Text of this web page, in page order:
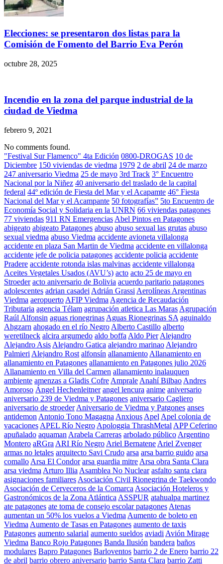
Elecciones: se presentaron dos listas para la
Comisión de Fomento del Barrio Eva Perón
octubre 28, 2025
Incendio en la zona del parque industrial de la
ciudad de Viedma
febrero 9, 2021
No comments found.
"Festival Sur Flamenco" 4ta Edición 0800-DROGAS 10 de
Diciembre 150 viviendas de viedma 1979 2 de abril 24 de marzo
247 aniversario Viedma 25 de mayo 3rd Track 3° Encuentro
Nacional por la Niñez 40 aniversario del traslado de la capital
federal 44º edición de Fiesta del Mar y el Acapamte 46° Fiesta
Nacional del Mar y el Acampante 50 fotografías” 5to Encuentro de
Economía Social y Solidaria en la UNRN 66 viviendas patagones
77 viviendas 911 RN Emergencias Abel Pintos en Patagones
abigeato abigeato Patagones abuso abuso sexual las grutas abuso
sexual viedma abuso Viedma accidente avioneta villalonga
accidente en plaza San Martin de Viedma accidente en villalonga
accidente jefe de policia patagones accidente policia accidente
Pradere accidente rotonda islas malvinas accidente villalonga
Aceites Vegetales Usados (AVU’s) acto acto 25 de mayo en
Stroeder acto aniversario de Bolivia acuerdo paritario patagones
adolescentes adrian casadei Adrián Grassi Aerolíneas Argentinas
Viedma aeropuerto AFIP Viedma Agencia de Recaudación
Tributaria agencia Télam agrupación atletica Las Maras Agrupación
Raúl Alfonsin aguas rionegrinas Aguas Rionegrinas SA aguinaldo
Ahgzarn ahogado en el río Negro Alberto Castillo alberto
weretilneck alcira argumedo aldo boffa Aldo Pier Alejandro
Alejandro Asis Alejandro Gatica alejandro marinao Alejandro
Palmieri Alejandro Rost alfonsín allanamiento Allanamiento en
allanamiento en Patagones allanamiento en Patagones julio 2026
Allanamiento en Villa del Carmen allanamiento inalauquen
ambiente amenzas a Gladis Cofre Amprale Anahí Bilbao Andres
Amoroso Ángel Hechenleitner angel lencura anime aniversario
aniversario 239 de Viedma y Patagones aniversario Cagliero
aniversario de stroeder Aniversario de Viedma y Patgones anses
antidemon Antonio Tono Magagna Anxious Apel Apel colonia de
vacaciones APEL Río Negro Apologgia ThrashMetal APP Ceferino
apuñalado aquaman Arabela Carreras arbolado público Argentino
Montero aRGra ARI Río Negro Ariel Bernatene Ariel Zvenger
armas no letales arquitecto Savi Crudo arsa arsa barrio guido arsa
comallo Arsa El Condor arsa guardia mitre Arsa obra Santa Clara
arsa viedma Arturo Illia Asamblea No Nuclear asfalto santa clara
asignaciones familiares Asociación Civil Rionegrina de Taekwondo
Asociación de Cerveceros de la Comarca Asociación Hoteleros y
Gastronómicos de la Zona Atlántica ASSPUR atahualpa martinez
ate patagones ate toma de consejo escolar patagones Atenas
aumentan un 50% los vuelos a Viedma Aumento de boleto en
Viedma Aumento de Tasas en Patagones aumento de taxis
Patagones aumento salarial aumento sueldos aviadi Avión Mirage
Viedma Banco Rojo Patagones Banda Ilusión bandera baños
modulares Bapro Patagones Barloventos barrio 2 de Enero barrio 22
de abril barrio obrero aniversario barrio Santa Clara barrio Zatti